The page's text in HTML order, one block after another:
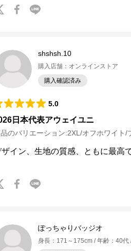
shshsh.10
購入店舗 ： オンラインストア
購入確認済み
5.0
日本代表アウェイユニ
のバリエーション:2XL/オフホワイト/
ザイン、生地の質感、ともに最高
ぽっちゃりバッジオ
身長 ： 171～175cm 年齢 ： 40代